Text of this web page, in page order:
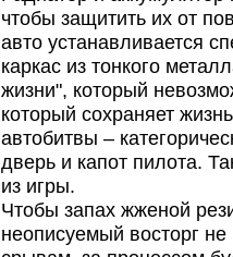
чтобы защитить их от
авто устанавливается
каркас из тонкого
жизни", который
который сохраняет
автобитвы –
дверь и капот пилота.
из игры.
Чтобы запах жженой
неописуемый восторг